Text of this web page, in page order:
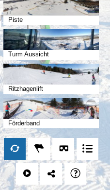
Piste
Turm Aussicht
Ritzhagenlift
Förderband
Sonnenlift Flutlicht